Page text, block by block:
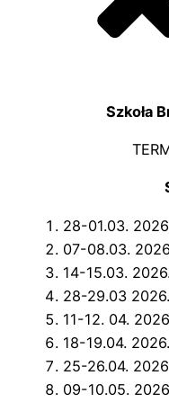
Szkoła
28-01.03.
07-08.03.
14-15.03. 2026.
28-29.03 2026.
11-12. 04.
18-19.04. 2026.
25-26.04.
09-10.05.